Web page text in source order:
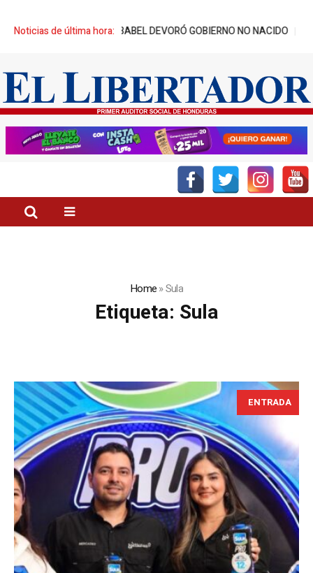
Noticias de última hora:
DEVORÓ GOBIERNO NO NACIDO DÍA DEL GATO, CONOZCA
Home»Sula
Etiqueta: Sula
ENTRADA